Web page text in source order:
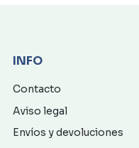
INFO
Contacto
Aviso legal
Envíos y devoluciones